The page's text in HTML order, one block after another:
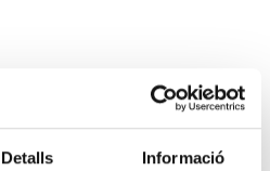
Detalls Informació